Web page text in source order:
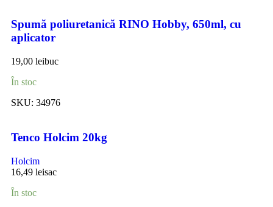
Spumă poliuretanică RINO Hobby, 650ml, cu
aplicator
19,00 leibuc
În stoc
SKU: 34976
Tenco Holcim 20kg
Holcim
16,49 leisac
În stoc